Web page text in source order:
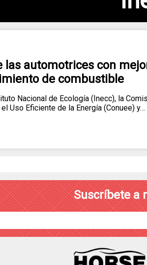
las automotrices con
de combustible
Nacional de Ecología (Inecc), la
Uso Eficiente de la Energía (Conuee) y…
Suscríbete a